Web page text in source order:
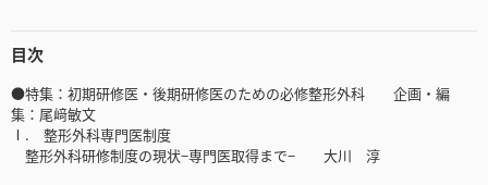
目次
●特集：初期研修医・後期研修医のための必修整形外科 企画・編
集：尾﨑敏文
Ⅰ. 整形外科専門医制度
整形外科研修制度の現状−専門医取得まで− 大川 淳